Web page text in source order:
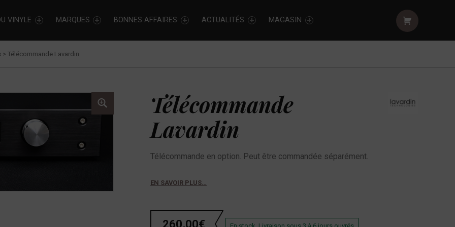
VINYLE MARQUES BONNES AFFAIRES ACTUALITÉS MAGASIN
> Télécommande Lavardin
Télécommande
Lavardin
Télécommande en option. Peut être commandée séparément.
EN SAVOIR PLUS…
260,00€ En stock. Livraison sous 3 à 6 jours ouvrés